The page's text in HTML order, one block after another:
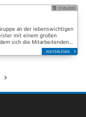
27.05.2025
an der lebenswichtigen
WEITERLESEN